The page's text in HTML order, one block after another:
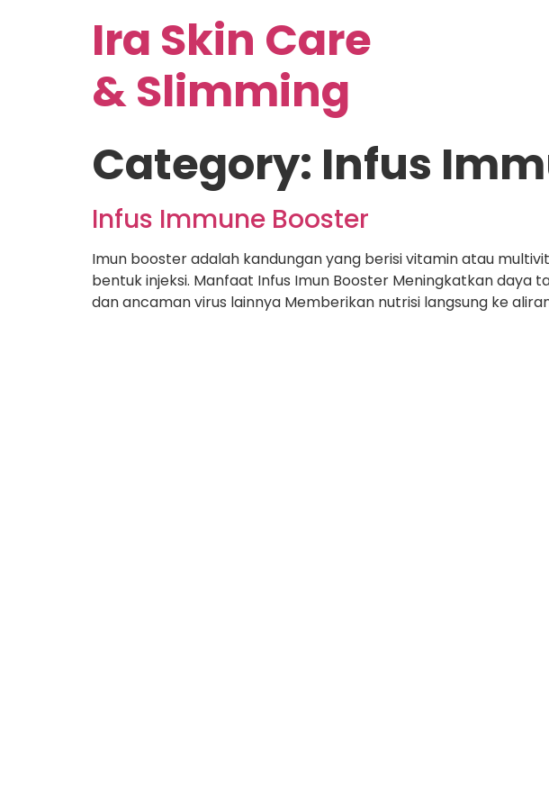
Ira Skin Care
& Slimming
Category: Infus
Infus Immune Booster
Imun booster adalah kandungan yang berisi vitamin atau
bentuk injeksi. Manfaat Infus Imun Booster Meningkatkan daya
dan ancaman virus lainnya Memberikan nutrisi langsung ke